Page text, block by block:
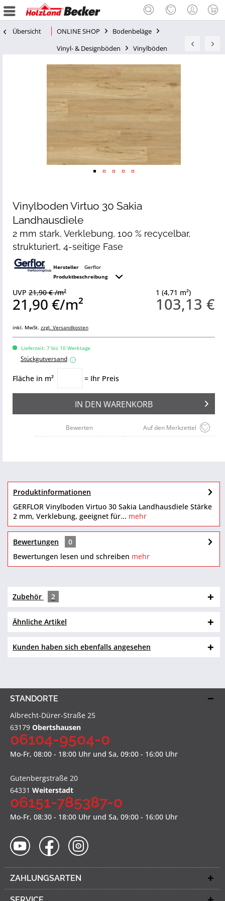
Übersicht ONLINE SHOP
Bodenbeläge
Vinyl- & Designböden
Vinylböden
Vinylboden Virtuo 30 Sakia
Landhausdiele
2 mm stark, Verklebung, 100 % recycelbar,
strukturiert, 4-seitige Fase
Hersteller
Gerflor
Produktbeschreibung
1 (4,71 m²)
103,13 €
UVP 21,90 € /m²
21,90 €/m²
inkl. MwSt. zzgl. Versandkosten
Lieferzeit: 7 bis 10 Werktage
Stückgutversand i
Fläche in m² = Ihr Preis
IN DEN WARENKORB
Auf den Merkzettel
Bewerten
Produktinformationen
GERFLOR Vinylboden Virtuo 30 Sakia Landhausdiele Stärke
2 mm, Verklebung, geeignet für... mehr
Bewertungen
0
Bewertungen lesen und schreiben mehr
Zubehör 2
Ähnliche Artikel
Kunden haben sich ebenfalls angesehen
STANDORTE
Albrecht-Dürer-Straße 25
63179 Obertshausen
06104-9504-0
Mo-Fr, 08:00 - 18:00 Uhr und Sa, 09:00 - 16:00 Uhr
Gutenbergstraße 20
64331 Weiterstadt
06151-785387-0
Mo-Fr, 08:30 - 18:00 Uhr und Sa, 09:00 - 16:00 Uhr
ZAHLUNGSARTEN